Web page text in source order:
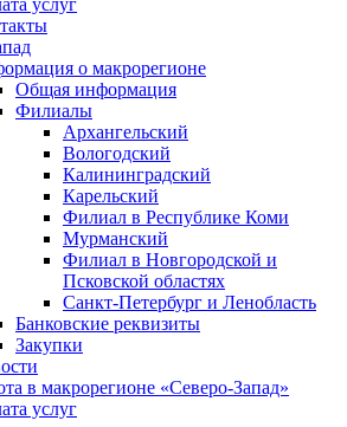
о макрорегионе
Общая информация
Филиалы
Архангельский
Вологодский
Калининградский
Карельский
Филиал в Республике Коми
Мурманский
Филиал в Новгородской и
Псковской областях
Санкт-Петербург и Ленобласть
Банковские реквизиты
Закупки
в макрорегионе «Северо-Запад»
услуг